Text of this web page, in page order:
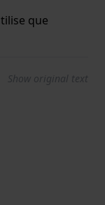
que
Show original text